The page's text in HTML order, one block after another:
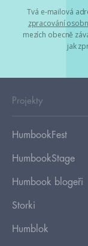
Tvá e-mailová
zpracování
mezích obecně
jak
Projekty
HumbookFest
HumbookStage
Humbook blogeři
Storki
Humblok